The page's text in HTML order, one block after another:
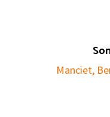
Manciet,